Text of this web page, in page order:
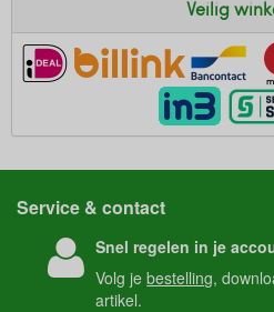
Veilig
Service & contact
Snel regelen in je
Volg jebestelling,
artikel.